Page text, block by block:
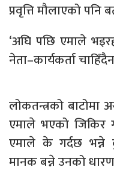
प्रवृत्ति मौलाएको पनि
‘अघि पछि एमाले
नेता–कार्यकर्ता
लोकतन्त्रको बाटोमा
एमाले भएको जिकिर
एमाले के गर्दछ भन्ने
मानक बन्ने उनको